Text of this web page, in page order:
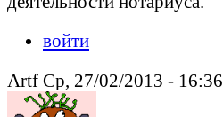
войти
Artf Ср, 27/02/2013 - 16:36